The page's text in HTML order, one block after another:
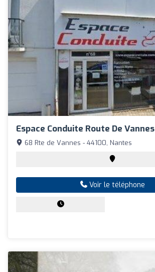
Espace Conduite Route De Vannes
68 Rte de Vannes - 44100, Nantes
Voir le téléphone